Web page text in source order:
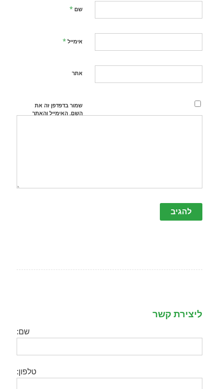
שם *
אימייל *
אתר
שמור בדפדפן זה את
השם, האימייל והאתר
ליצירת קשר
שם:
טלפון: